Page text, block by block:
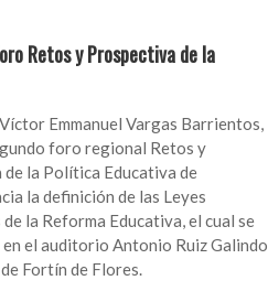
Retos y Prospectiva de la
Emmanuel Vargas Barrientos,
foro regional Retos y
la Política Educativa de
la definición de las Leyes
de la Reforma Educativa, el cual se
en el auditorio Antonio Ruiz Galindo
Fortín de Flores.